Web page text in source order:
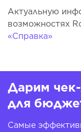
Актуальную
возможностях
«Справка»
Дарим
для
Самые